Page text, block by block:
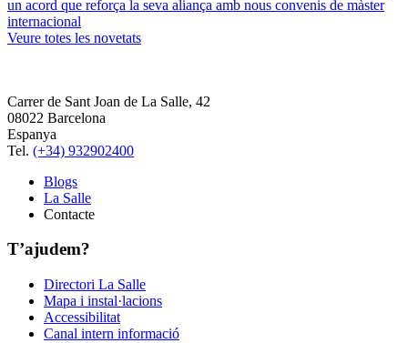
un acord que reforça la seva aliança amb nous convenis de màster
internacional
Veure totes les novetats
Carrer de Sant Joan de La Salle, 42
08022 Barcelona
Espanya
Tel. (+34) 932902400
Blogs
La Salle
Contacte
T’ajudem?
Directori La Salle
Mapa i instal·lacions
Accessibilitat
Canal intern informació